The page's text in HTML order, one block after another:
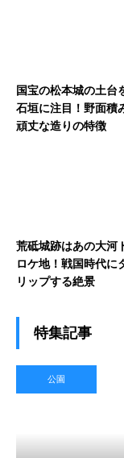
国宝の松本城の土台
石垣に注目！野面積
頑丈な造りの特徴
荒砥城跡はあの大河
ロケ地！戦国時代に
リップする絶景
特集記事
公園